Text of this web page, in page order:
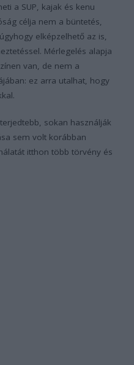
a SUP, kajak és kenu
célja nem a büntetés,
elképzelhető az is,
Mérlegelés alapja
van, de nem a
ez arra utalhat, hogy
sokan használják
sem volt korábban
itthon több törvény és